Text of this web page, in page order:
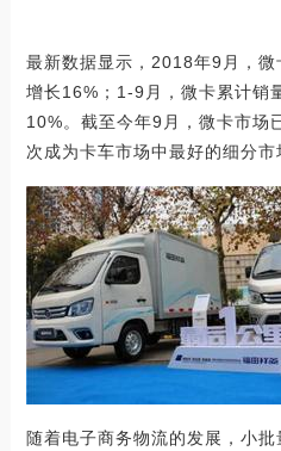
最新数据显示，2018年9月，
增长16%；1-9月，微卡累计销
10%。截至今年9月，微卡市场
次成为卡车市场中最好的细分市
随着电子商务物流的发展，小